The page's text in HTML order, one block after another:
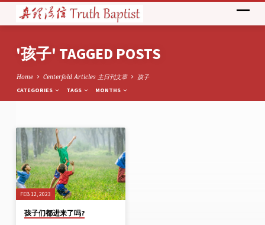
'孩子' TAGGED POSTS
Home Centerfold Articles 主日刊文章 孩子
CATEGORIES TAGS MONTHS
'孩
子'
TAGGED
POSTS
FEB 12, 2023
孩子们都进来了吗?